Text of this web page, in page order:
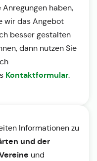
Anregungen haben,
wir das Angebot
besser gestalten
dann nutzen Sie
Kontaktformular.
Informationen zu
und der
und